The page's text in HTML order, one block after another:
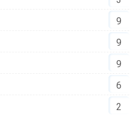
9
9
9
6
2